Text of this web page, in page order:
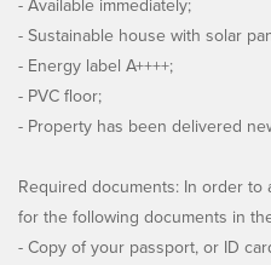
- Available immediately;
- Sustainable house with solar
- Energy label A++++;
- PVC floor;
- Property has been delivered
Required documents: In order to
for the following documents in
- Copy of your passport, or ID